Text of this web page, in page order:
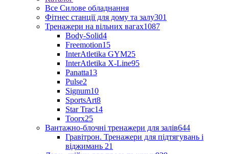
Все Силове обладнання
Фітнес станції для дому та залу301
Тренажери на вільних вагах1087
Body-Solid4
Freemotion15
InterAtletika GYM25
InterAtletika X-Line95
Panatta13
Pulse2
Signum10
SportsArt8
Star Trac14
Toorx25
Вантажно-блочні тренажери для залів644
Гравітрон. Тренажери для підтягувань і
віджимань 21